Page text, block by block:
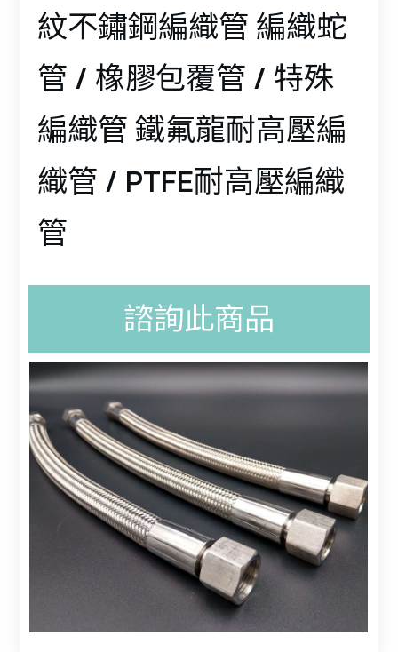
紋不鏽鋼編織管 編織蛇
管 / 橡膠包覆管 / 特殊
編織管 鐵氟龍耐高壓編
織管 / PTFE耐高壓編織
管
諮詢此商品